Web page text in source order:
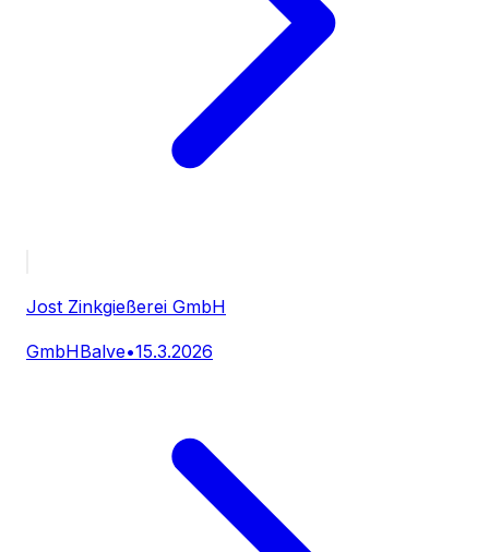
Jost Zinkgießerei GmbH
GmbHBalve•15.3.2026